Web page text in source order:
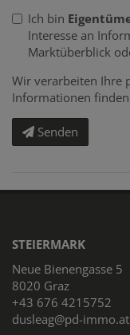
Ich bin
Interesse an
Marktüberblick
Wir verarbeiten Ihre
Informationen finden
Senden
STEIERMARK
Neue Bienengasse 5
8020 Graz
+43 676 4215752
dusleag@pd-immo.at